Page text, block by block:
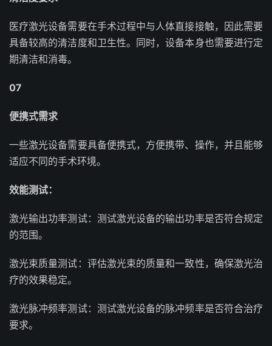
医疗激光设备需要在手术过程中与人体直接接触，因此需要
具备较高的清洁度和卫生性。同时，设备本身也需要进行定
期清洁和消毒。
07
便携式需求
一些激光设备需要具备便携式，方便携带、操作，并且能够
适应不同的手术环境。
效能测试：
激光输出功率测试：测试激光设备的输出功率是否符合规定
的范围。
激光束质量测试：评估激光束的质量和一致性，确保激光治
疗的效果稳定。
激光脉冲频率测试：测试激光设备的脉冲频率是否符合治疗
要求。